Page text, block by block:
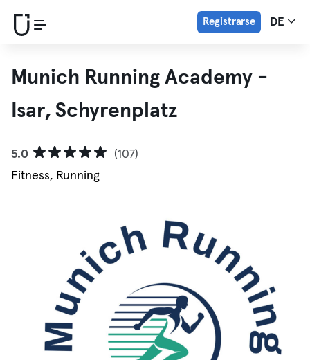
Registrarse DE
Munich Running Academy -
Isar, Schyrenplatz
5.0
(107)
Fitness, Running